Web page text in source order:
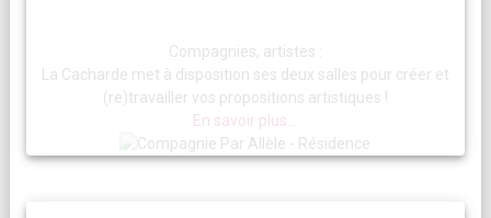
Compagnies, artistes :
La Cacharde met à disposition ses deux salles pour créer et
(re)travailler vos propositions artistiques !
En savoir plus...